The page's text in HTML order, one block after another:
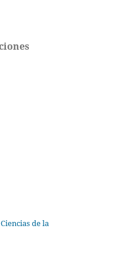
de la